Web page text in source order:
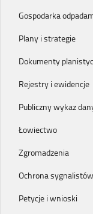
Gospodarka
Plany i strategie
Dokumenty
Rejestry i ewidencje
Publiczny wykaz
Łowiectwo
Zgromadzenia
Ochrona sygnalistów
Petycje i wnioski